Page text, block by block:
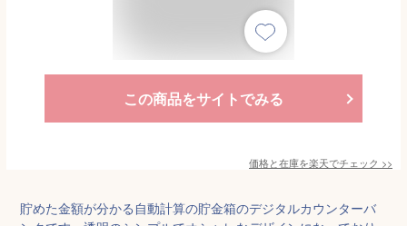
この商品をサイトでみる
価格と在庫を楽天でチェック >>
貯めた金額が分かる自動計算の貯金箱のデジタルカウンターバ